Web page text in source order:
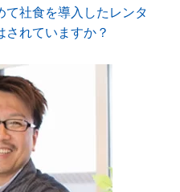
て社食を導入したレンタ
されていますか？